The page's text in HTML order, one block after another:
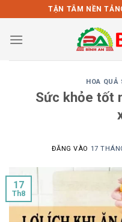
qua
nội
TẬN TÂM NỀN
HOA QUẢ
Sức khỏe tốt
ĐĂNG VÀO 17
17
Th8